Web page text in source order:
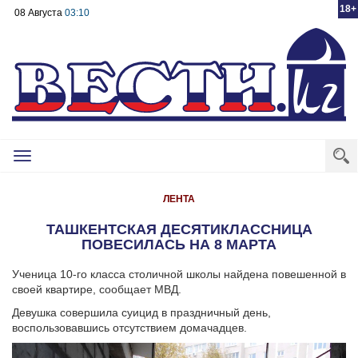
18+
08 Августа 03:10
Toggle
ЛЕНТА
ТАШКЕНТСКАЯ ДЕСЯТИКЛАССНИЦА
ПОВЕСИЛАСЬ НА 8 МАРТА
Ученица 10-го класса столичной школы найдена повешенной в
своей квартире, сообщает МВД.
Девушка совершила суицид в праздничный день,
воспользовавшись отсутствием домачадцев.